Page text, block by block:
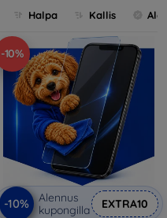
Halpa Kallis
-10%
-10%
Alennus
kupongilla
EXTRA10